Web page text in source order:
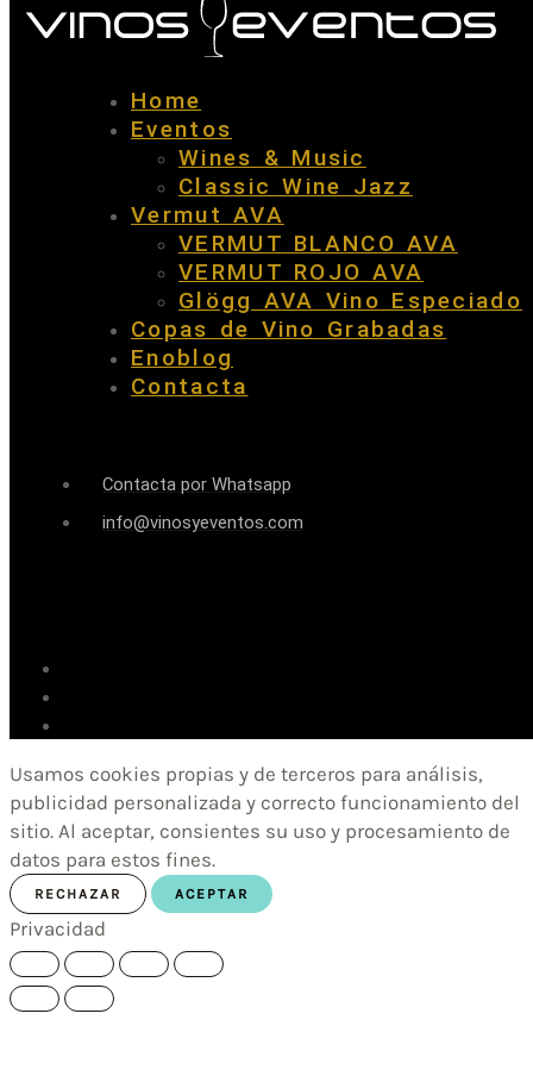
Home
Eventos
Wines & Music
Classic Wine Jazz
Vermut AVA
VERMUT BLANCO AVA
VERMUT ROJO AVA
Glögg AVA Vino Especiado
Copas de Vino Grabadas
Enoblog
Contacta
Contacta por Whatsapp
info@vinosyeventos.com
Usamos cookies propias y de terceros para análisis,
publicidad personalizada y correcto funcionamiento del
sitio. Al aceptar, consientes su uso y procesamiento de
datos para estos fines.
RECHAZAR ACEPTAR
Privacidad